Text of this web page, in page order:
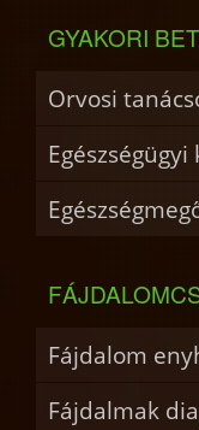
GYAKORI
Orvosi
Fájdalom
Fájdalmak